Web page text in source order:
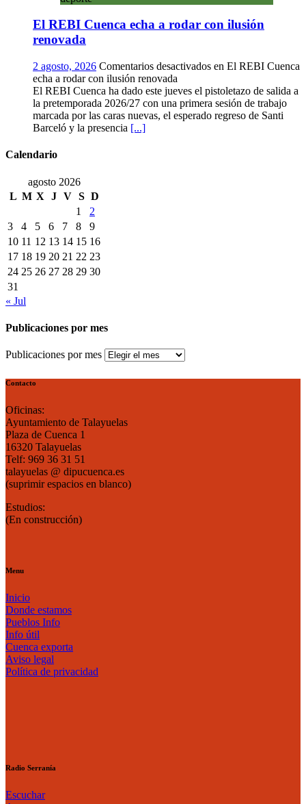
El REBI Cuenca echa a rodar con ilusión
renovada
2 agosto, 2026 Comentarios desactivados en El REBI Cuenca
echa a rodar con ilusión renovada
El REBI Cuenca ha dado este jueves el pistoletazo de salida a
la pretemporada 2026/27 con una primera sesión de trabajo
marcada por las caras nuevas, el esperado regreso de Santi
Barceló y la presencia [...]
Calendario
agosto 2026
L M X J V S D
1
2
3
4 5 6 7 8
9
10 11 12 13 14 15 16
17 18 19 20 21 22 23
24 25 26 27 28 29 30
31
« Jul
Publicaciones por mes
Publicaciones por mes
Contacto
Oficinas:
Ayuntamiento de Talayuelas
Plaza de Cuenca 1
16320 Talayuelas
Telf: 969 36 31 51
talayuelas @ dipucuenca.es
(suprimir espacios en blanco)
Estudios:
(En construcción)
Menu
Inicio
Donde estamos
Pueblos Info
Info útil
Cuenca exporta
Aviso legal
Política de privacidad
Radio Serranía
Escuchar